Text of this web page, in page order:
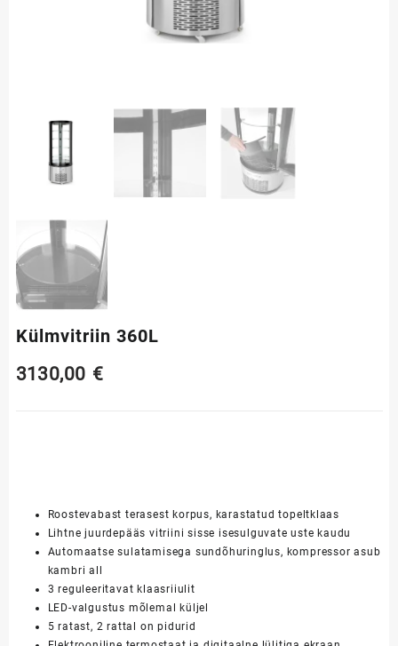
Külmvitriin 360L
3130,00 €
Roostevabast terasest korpus, karastatud topeltklaas
Lihtne juurdepääs vitriini sisse isesulguvate uste kaudu
Automaatse sulatamisega sundõhuringlus, kompressor asub
kambri all
3 reguleeritavat klaasriiulit
LED-valgustus mõlemal küljel
5 ratast, 2 rattal on pidurid